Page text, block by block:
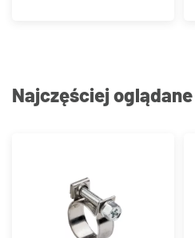
Najczęściej oglądane